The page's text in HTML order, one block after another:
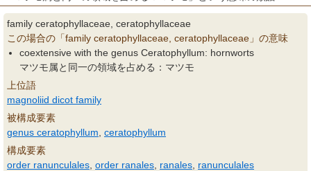
family ceratophyllaceae, ceratophyllaceae
この場合の「family ceratophyllaceae, ceratophyllaceae」の意味
coextensive with the genus Ceratophyllum: hornworts
マツモ属と同一の領域を占める：マツモ
上位語
magnoliid dicot family
被構成要素
genus ceratophyllum ceratophyllum
構成要素
order ranunculales order ranales ranales ranunculales